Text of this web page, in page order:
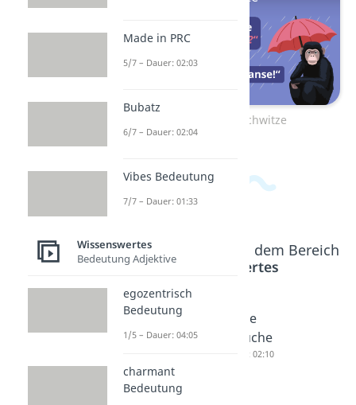
Zum Video: Flachwitze
Beliebte Inhalte aus dem Bereich
Wissenswertes
Dad
Jokes
Witze
für
Dauer: 01:46
Coole
Sprüche
Dauer: 02:10
Made in PRC
5/7 – Dauer: 02:03
Bubatz
6/7 – Dauer: 02:04
Vibes Bedeutung
7/7 – Dauer: 01:33
Wissenswertes
Bedeutung Adjektive
egozentrisch
Bedeutung
1/5 – Dauer: 04:05
charmant
Bedeutung